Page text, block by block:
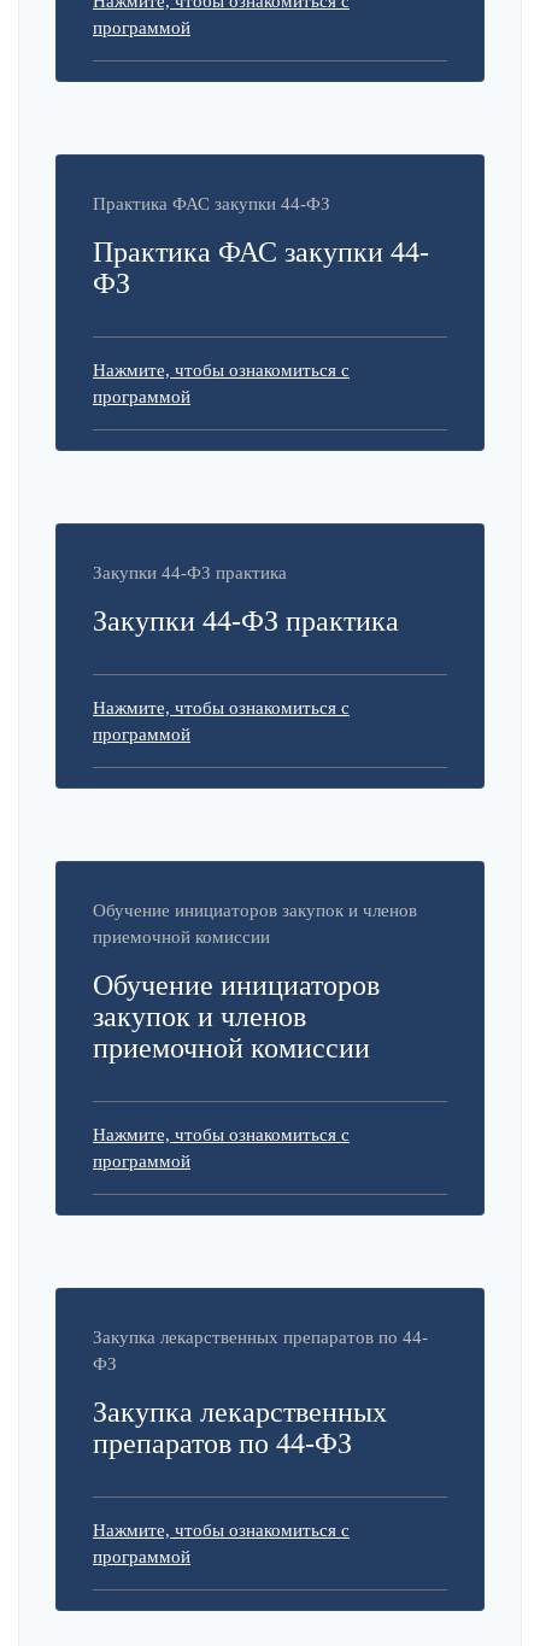
программой
Практика ФАС закупки 44-ФЗ
Практика ФАС закупки 44-
ФЗ
Нажмите, чтобы ознакомиться с
программой
Закупки 44-ФЗ практика
Закупки 44-ФЗ практика
Нажмите, чтобы ознакомиться с
программой
Обучение инициаторов закупок и членов
приемочной комиссии
Обучение инициаторов
закупок и членов
приемочной комиссии
Нажмите, чтобы ознакомиться с
программой
Закупка лекарственных препаратов по 44-
ФЗ
Закупка лекарственных
препаратов по 44-ФЗ
Нажмите, чтобы ознакомиться с
программой